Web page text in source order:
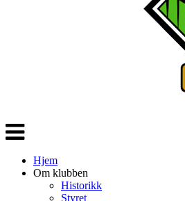
Veksle
navigasjon
Hjem
Om klubben
Historikk
Styret